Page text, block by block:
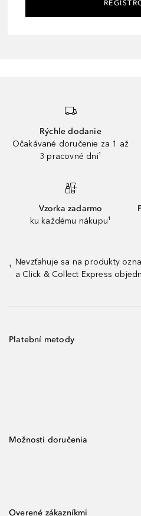
Rýchle dodanie
Očakávané doručenie za 1 až
3 pracovné dni¹
Vzorka zadarmo
ku každému nákupu¹
¹
Nevzťahuje sa na produkty
a Click & Collect Express
Platební metody
Možnosti doručenia
Overené zákazníkmi